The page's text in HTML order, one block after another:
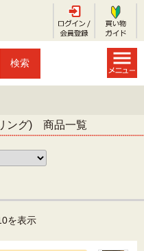
ング) 商品一覧
を表示